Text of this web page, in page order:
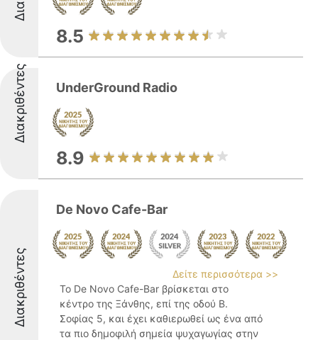
8.5
Διακριθέντες UnderGround Radio
8.9
Διακριθέντες
De Novo Cafe-Bar
Δείτε περισσότερα >>
Το De Novo Cafe-Bar βρίσκεται στο
κέντρο της Ξάνθης, επί της οδού Β.
Σοφίας 5, και έχει καθιερωθεί ως ένα από
τα πιο δημοφιλή σημεία ψυχαγωγίας στην